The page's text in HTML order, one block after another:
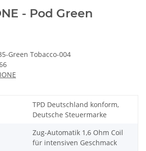
- Pod Green
Green Tobacco-004
TPD Deutschland konform,
Deutsche Steuermarke
Zug-Automatik 1,6 Ohm Coil
für intensiven Geschmack